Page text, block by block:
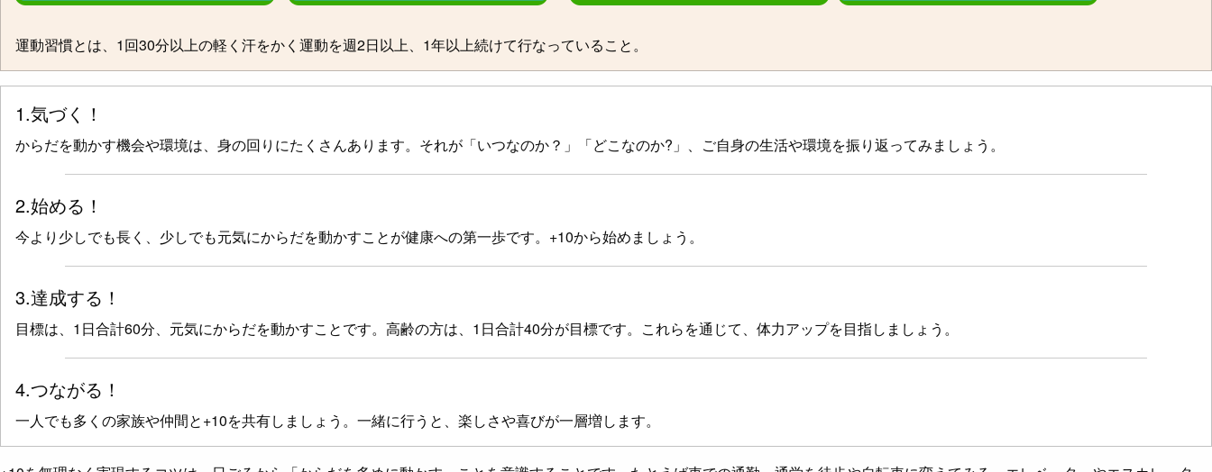
運動習慣とは、1回30分以上の軽く汗をかく運動を週2日以上、1年以上続けて行なっていること。
1.気づく！
からだを動かす機会や環境は、身の回りにたくさんあります。それが「いつなのか？」「どこなのか?」、ご自身の生活や環境を振り返ってみましょう。
2.始める！
今より少しでも長く、少しでも元気にからだを動かすことが健康への第一歩です。+10から始めましょう。
3.達成する！
目標は、1日合計60分、元気にからだを動かすことです。高齢の方は、1日合計40分が目標です。これらを通じて、体力アップを目指しましょう。
4.つながる！
一人でも多くの家族や仲間と+10を共有しましょう。一緒に行うと、楽しさや喜びが一層増します。